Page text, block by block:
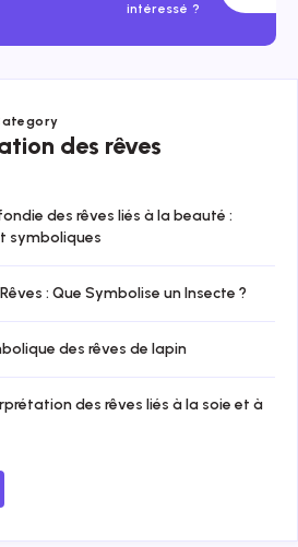
intéressé ?
des rêves
des rêves liés à la beauté :
symboliques
: Que Symbolise un Insecte ?
des rêves de lapin
des rêves liés à la soie et à